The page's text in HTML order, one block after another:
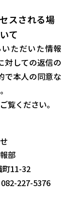
スされる場
て
ただいた情報
対しての返信の
で本人の同意な
覧ください。
部
11-32
227-5376